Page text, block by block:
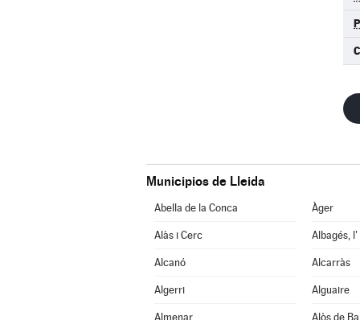
Municipios de Lleida
Abella de la Conca Àger
Alàs i Cerc Albagés, l'
Alcanó Alcarràs
Algerri Alguaire
Almenar Alòs de